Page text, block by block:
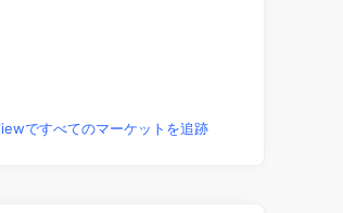
ですべてのマーケットを追跡